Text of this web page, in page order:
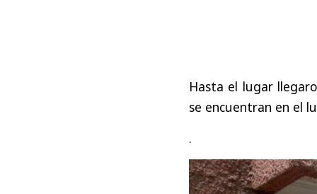
Hasta el lugar
se encuentran en el
.